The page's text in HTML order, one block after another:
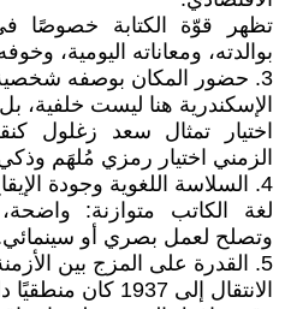
تظهر قوّة الكتابة خصوصًا
بوالدته، ومعاناته اليومية،
3. حضور المكان بوصفه شخصية
الإسكندرية هنا ليست خلفية،
اختيار تمثال سعد زغلول
الزمني اختيار رمزي مُلهَم
4. السلاسة اللغوية وجودة الإيقاع السردي
لغة الكاتب متوازنة:
وتصلح لعمل بصري أو
5. القدرة على المزج بين الأزمنة دون انفصال
الانتقال إلى 1937 كان منطقيًا داخل العالم الروائي.